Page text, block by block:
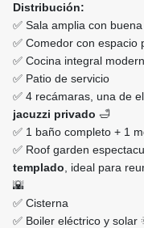
Distribución:
✅ Sala amplia con
✅ Comedor con espacio
✅ Cocina integral
✅ Patio de servicio
✅ 4 recámaras, una de
jacuzzi privado 🛁
✅ 1 baño completo + 1
✅ Roof garden
templado , ideal para
🌇
✅ Cisterna
✅ Boiler eléctrico y solar